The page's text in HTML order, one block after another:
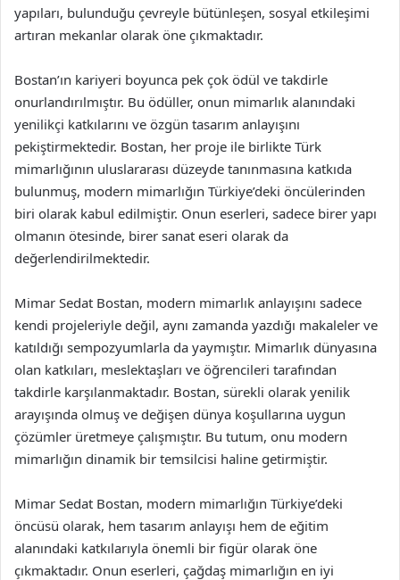
yapıları, bulunduğu çevreyle bütünleşen, sosyal etkileşimi
artıran mekanlar olarak öne çıkmaktadır.
Bostan’ın kariyeri boyunca pek çok ödül ve takdirle
onurlandırılmıştır. Bu ödüller, onun mimarlık alanındaki
yenilikçi katkılarını ve özgün tasarım anlayışını
pekiştirmektedir. Bostan, her proje ile birlikte Türk
mimarlığının uluslararası düzeyde tanınmasına katkıda
bulunmuş, modern mimarlığın Türkiye’deki öncülerinden
biri olarak kabul edilmiştir. Onun eserleri, sadece birer yapı
olmanın ötesinde, birer sanat eseri olarak da
değerlendirilmektedir.
Mimar Sedat Bostan, modern mimarlık anlayışını sadece
kendi projeleriyle değil, aynı zamanda yazdığı makaleler ve
katıldığı sempozyumlarla da yaymıştır. Mimarlık dünyasına
olan katkıları, meslektaşları ve öğrencileri tarafından
takdirle karşılanmaktadır. Bostan, sürekli olarak yenilik
arayışında olmuş ve değişen dünya koşullarına uygun
çözümler üretmeye çalışmıştır. Bu tutum, onu modern
mimarlığın dinamik bir temsilcisi haline getirmiştir.
Mimar Sedat Bostan, modern mimarlığın Türkiye’deki
öncüsü olarak, hem tasarım anlayışı hem de eğitim
alanındaki katkılarıyla önemli bir figür olarak öne
çıkmaktadır. Onun eserleri, çağdaş mimarlığın en iyi